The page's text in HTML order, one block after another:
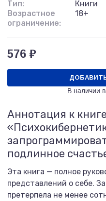
Тип:
Книги
Возрастное
ограничение:
18+
576 ₽
В наличии в
Аннотация к книге
подлинное
Эта книга — полное
представлений о себе.
претерпела не менее